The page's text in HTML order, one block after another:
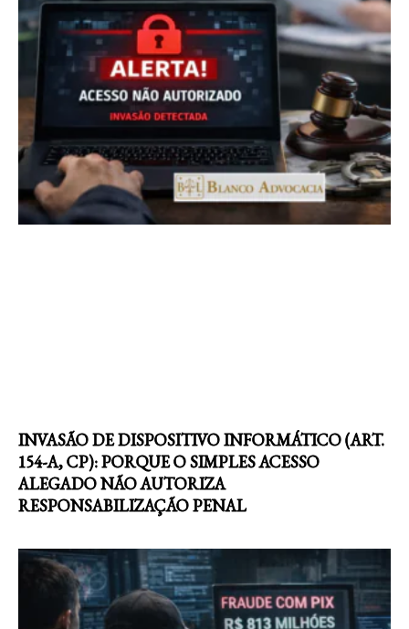
INVASÃO DE DISPOSITIVO INFORMÁTICO (ART.
154-A, CP): PORQUE O SIMPLES ACESSO
ALEGADO NÃO AUTORIZA
RESPONSABILIZAÇÃO PENAL